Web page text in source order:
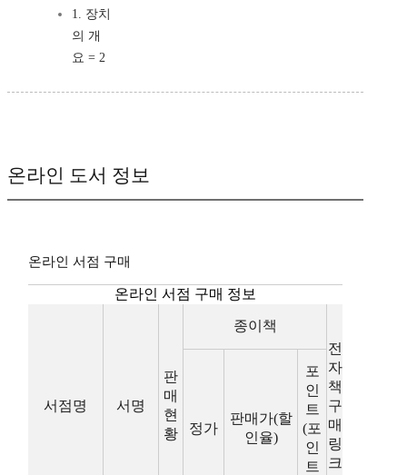
1. 장치
의 개
요 = 2
온라인 도서 정보
온라인 서점 구매
온라인 서점 구매 정보
서점명 서명
판
매
현
황
종이책
전
자
책
구
매
링
크
정가
판매가(할
인율)
포
인
트
(포
인
트